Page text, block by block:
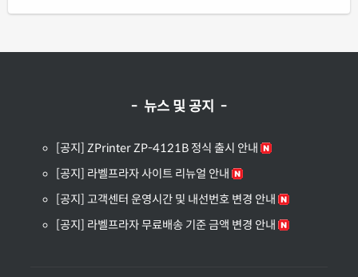
- 뉴스 및 공지 -
[공지] ZPrinter ZP-4121B 정식 출시 안내
[공지] 라벨프라자 사이트 리뉴얼 안내
[공지] 고객센터 운영시간 및 내선번호 변경 안내
[공지] 라벨프라자 무료배송 기준 금액 변경 안내